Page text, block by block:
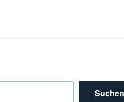
Suchen